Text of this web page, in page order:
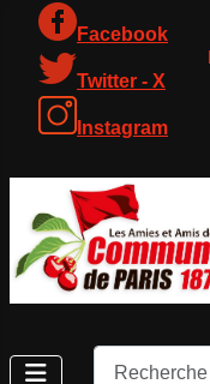
Facebook
Twitter - X
Instagram
Rechercher